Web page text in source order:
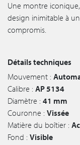
Une montre
design inimitable à
compromis.
Détails techniques
Mouvement :
Calibre : AP 5134
Diamètre : 41 mm
Couronne : Vissée
Matière du boîtier :
Fond : Visible